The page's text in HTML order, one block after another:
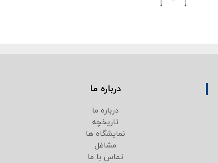
درباره ما
درباره ما
تاریخچه
نمایشگاه ها
مشاغل
تماس با ما